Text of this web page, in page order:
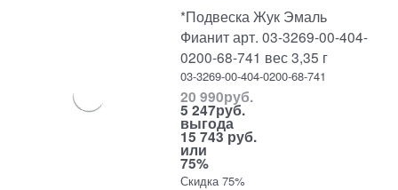
*Подвеска Жук Эмаль
Фианит арт. 03-3269-00-404-
0200-68-741 вес 3,35 г
03-3269-00-404-0200-68-741
20 990руб.
5 247руб.
выгода
15 743 руб.
или
75%
Скидка 75%